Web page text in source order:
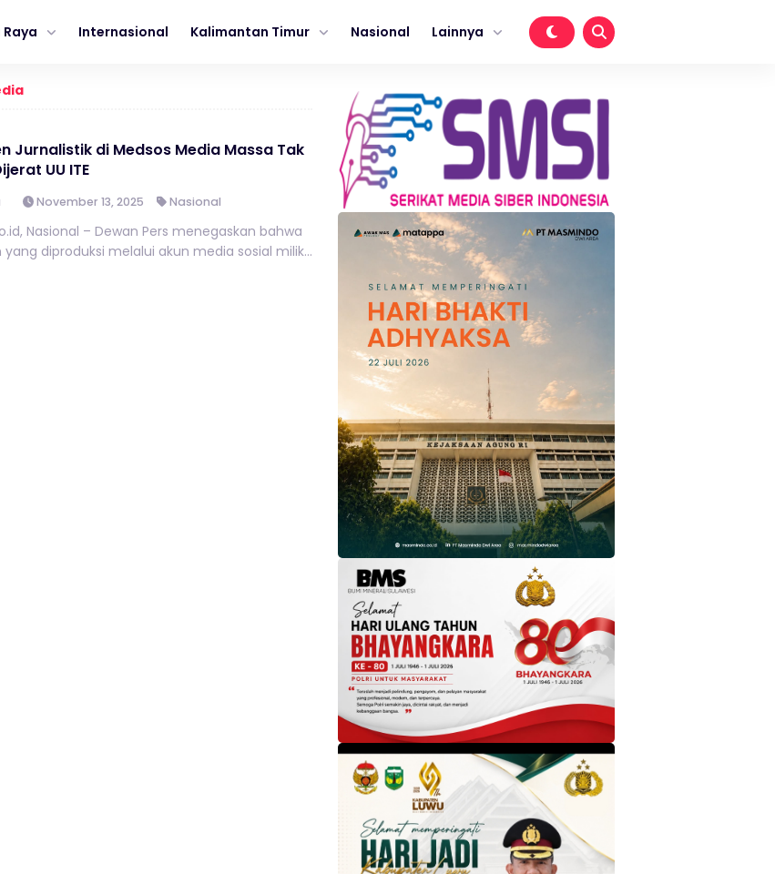
Raya Internasional Kalimantan Timur Nasional Lainnya
Jurnalistik di Medsos Media Massa Tak
UU ITE
November 13, 2025 Nasional
Nasional – Dewan Pers menegaskan bahwa
diproduksi melalui akun media sosial milik...